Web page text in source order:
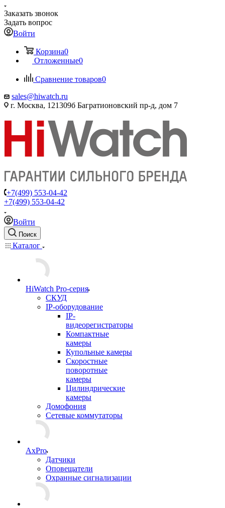
Заказать звонок
Задать вопрос
Войти
Корзина0
Отложенные0
Сравнение товаров0
sales@hiwatch.ru
г. Москва, 121309б Багратионовский пр-д, дом 7
+7(499) 553-04-42
+7(499) 553-04-42
Войти
Поиск
Каталог
HiWatch Pro-серия
CКУД
IP-оборудование
IP-
видеорегистраторы
Компактные
камеры
Купольные камеры
Скоростные
поворотные
камеры
Цилиндрические
камеры
Домофония
Сетевые коммутаторы
AxPro
Датчики
Оповещатели
Охранные сигнализации